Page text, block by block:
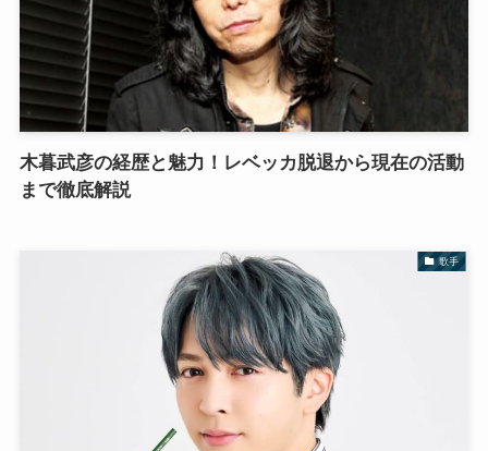
木暮武彦の経歴と魅力！レベッカ脱退から現在の活動
まで徹底解説
歌手